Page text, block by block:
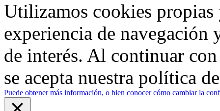
Utilizamos cookies propias
experiencia de
de interés. Al continuar
se acepta nuestra política
Puede obtener más información, o bien conocer cómo cambiar la